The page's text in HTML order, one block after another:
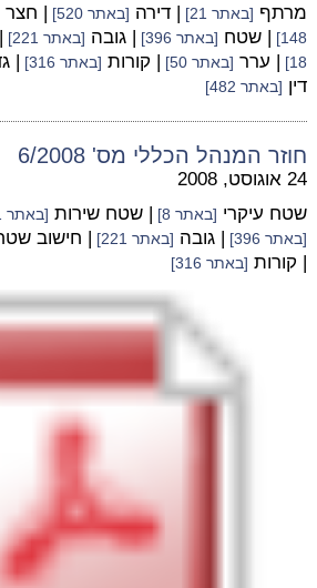
מרתף [באתר 21] | דירה [באתר 520] | חצר
148]
| שטח [באתר 396] | גובה [באתר 221]
18]
| ערר [באתר 50] | קורות [באתר 316] |
דין [באתר 482]
חוזר המנהל הכללי מס' 6/2008
24 אוגוסט, 2008
שטח עיקרי [באתר 8] | שטח שירות [באתר 11]
[באתר 396] | גובה [באתר 221] | חישוב
| קורות [באתר 316]